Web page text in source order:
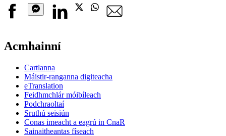
Facebook
Messenger
Linkedin Whatsapp
Acmhainní
Cartlanna
Máistir-ranganna digiteacha
eTranslation
Feidhmchlár móibíleach
Podchraoltaí
Sruthú seisiún
Conas imeacht a eagrú in CnaR
Sainaitheantas físeach